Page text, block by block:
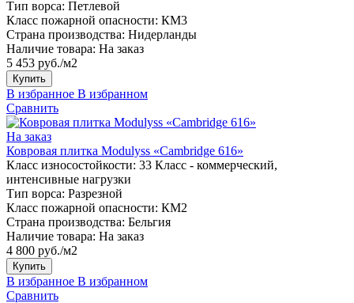
Тип ворса: Петлевой
Класс пожарной опасности: КМ3
Страна производства: Нидерланды
Наличие товара: На заказ
5 453 руб./м2
Купить
В избранное В избранном
Сравнить
На заказ
Ковровая плитка Modulyss «Cambridge 616»
Класс износостойкости: 33 Класс - коммерческий,
интенсивные нагрузки
Тип ворса: Разрезной
Класс пожарной опасности: КМ2
Страна производства: Бельгия
Наличие товара: На заказ
4 800 руб./м2
Купить
В избранное В избранном
Сравнить